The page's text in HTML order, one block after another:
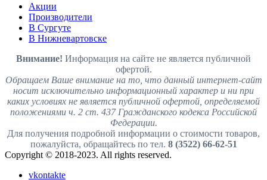
Акции
Производители
В Сургуте
В Нижневартовске
Внимание! Информация на сайте не является публичной
офертой.
Обращаем Ваше внимание на то, что данный интернет-сайт
носит исключительно информационный характер и ни при
каких условиях не является публичной офертой, определяемой
положениями ч. 2 ст. 437 Гражданского кодекса Российской
Федерации.
Для получения подробной информации о стоимости товаров,
пожалуйста, обращайтесь по тел. 8 (3522) 66-62-51
Copyright © 2018-2023. All rights reserved.
vkontakte